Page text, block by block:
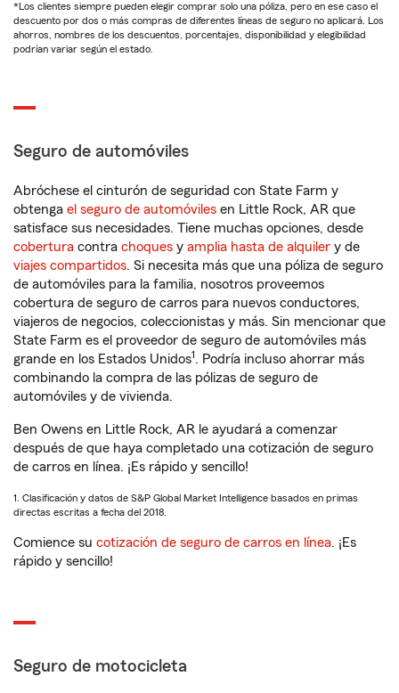
*Los clientes siempre pueden elegir comprar solo una póliza, pero en ese caso el
descuento por dos o más compras de diferentes líneas de seguro no aplicará. Los
ahorros, nombres de los descuentos, porcentajes, disponibilidad y elegibilidad
podrían variar según el estado.
Seguro de automóviles
Abróchese el cinturón de seguridad con State Farm y
obtenga el seguro de automóviles en Little Rock, AR que
satisface sus necesidades. Tiene muchas opciones, desde
cobertura contra choques y amplia hasta de alquiler y de
viajes compartidos. Si necesita más que una póliza de seguro
de automóviles para la familia, nosotros proveemos
cobertura de seguro de carros para nuevos conductores,
viajeros de negocios, coleccionistas y más. Sin mencionar que
State Farm es el proveedor de seguro de automóviles más
grande en los Estados Unidos1. Podría incluso ahorrar más
combinando la compra de las pólizas de seguro de
automóviles y de vivienda.
Ben Owens en Little Rock, AR le ayudará a comenzar
después de que haya completado una cotización de seguro
de carros en línea. ¡Es rápido y sencillo!
1. Clasificación y datos de S&P Global Market Intelligence basados en primas
directas escritas a fecha del 2018.
Comience su cotización de seguro de carros en línea. ¡Es
rápido y sencillo!
Seguro de motocicleta